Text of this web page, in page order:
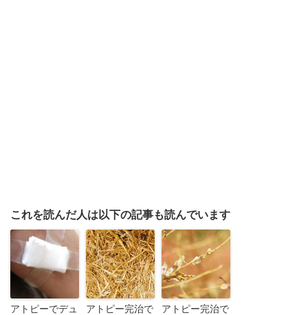
これを読んだ人は以下の記事も読んでいます
アトピーでデュ
アトピー完治で
アトピー完治で